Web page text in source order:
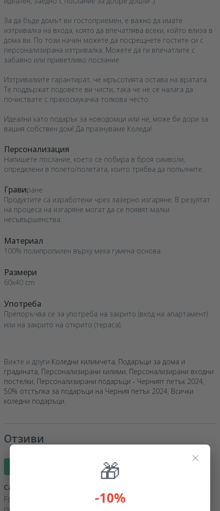
За да бъде домът ви гостоприемен, е важно да имате
изтривалка на входа, която да впечатлява всеки, който влиза в
дома ви. По този начин можете да посрещнете гостите си с
персонализирана изтривалка. Можете да ги впечатлите с
забавно или приветливо послание.
Изтривалките гарантират, че мръсотията остава на вратата.
Те поддържат подовете ви чисти, така че не се налага да
почиствате с прахосмукачка толкова често.
Идеални като подарък за новодомци или не, може би дори за
вашия собствен дом! Да празнуваме Коледа!
Персонализация
Напишете послание, което се побира в броя символи,
определени в полето/полетата, които трябва да попълните.
Гравиране
Продуктите са изработени чрез лазерно изгаряне. В резултат
на процеса на изгаряне могат да се появят малки
несъвършенства.
Материал
100% полипропилен върху мека гумена основа.
Размери
60x40 cm
Употреба
Препоръчва се за употреба на закрито (вход на апартамент)
или на закрито на открито (тераса).
Вижте и други Коледни килимчета, Подаръци за дома и
градината, Персонализирани килими, Персонализирани входни
постелки, Персонализирани подаръци - Черният петък 2024,
50% отстъпка за подаръци на Черния петък 2024, Всички
коледни подаръци.
Отзиви
Carmen C
Foarte frumos, cu toate că a doua comandă are un defect, rama
puțin umflată, ca de la umezeală, pe partea din spate, într-un colț.
×
🎁
-10%